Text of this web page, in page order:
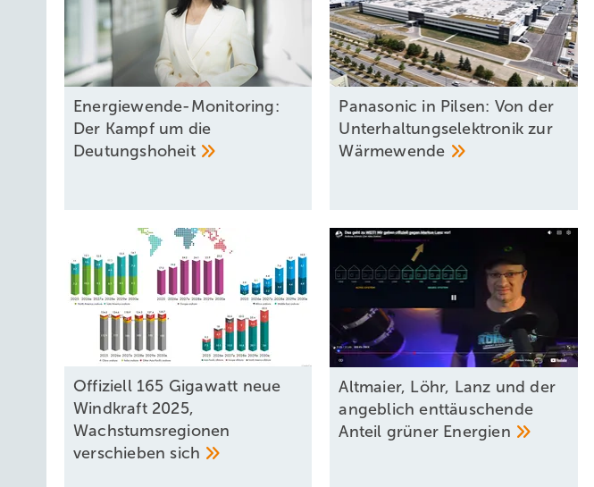
Energiewende-Monitoring:
Der Kampf um die
Deutungshoheit
Panasonic in Pilsen: Von der
Unterhaltungselektronik zur
Wärmewende
Offiziell 165 Gigawatt neue
Windkraft 2025,
Wachstumsregionen
verschiebensich
Altmaier, Löhr, Lanz und der
angeblich enttäuschende
Anteil grüner Energien